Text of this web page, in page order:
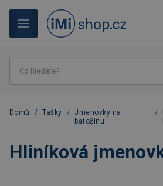
Domů / Tašky / Jmenovky na
batožinu
/
Hliníková